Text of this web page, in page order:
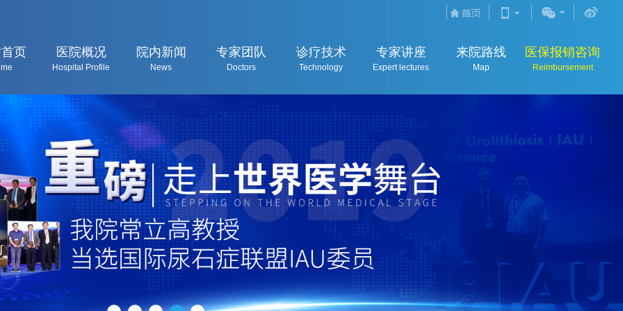
页 医院概况
Hospital Profile
院内新闻
News
专家团队
Doctors
诊疗技术
Technology
专家讲座
Expert lectures
来院路线
Map
医保报销咨询
Reimbursement